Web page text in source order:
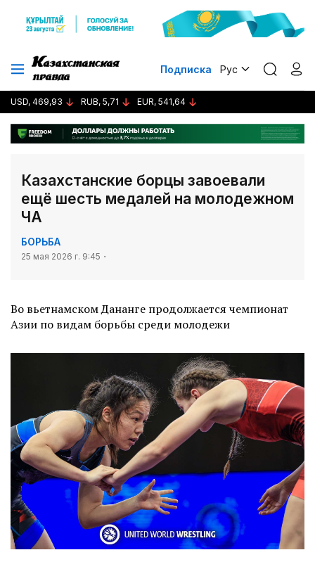
Подписка Рус
USD, 469,93 RUB, 5,71 EUR, 541,64
Казахстанские борцы завоевали
ещё шесть медалей на молодежном
ЧА
БОРЬБА
25 мая 2026 г. 9:45
Во вьетнамском Дананге продолжается чемпионат
Азии по видам борьбы среди молодежи